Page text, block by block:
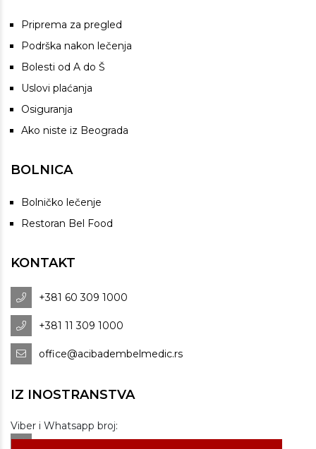
Priprema za pregled
Podrška nakon lečenja
Bolesti od A do Š
Uslovi plaćanja
Osiguranja
Ako niste iz Beograda
BOLNICA
Bolničko lečenje
Restoran Bel Food
KONTAKT
+381 60 309 1000
+381 11 309 1000
office@acibadembelmedic.rs
IZ INOSTRANSTVA
Viber i Whatsapp broj: